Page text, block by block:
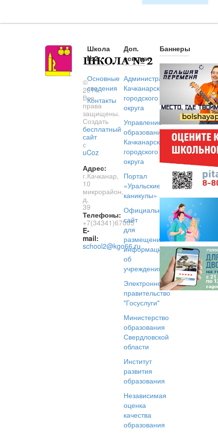
©
2014.
Все
права
защищены.
Создать
бесплатный
сайт
с
uCoz
Адрес:
г.Качканар,
10
микрорайон,
д.
39
Телефоны:
+7(34341)67005
E-
mail:
school2@kgo66.ru
Школа
№2
Основные
сведения
Контакты
Доп.
ссылки
Администрация
Качканарского
городского
округа
Управление
образованием
Качканарского
городского
округа
Портал
«Уральские
каникулы»
Официальный
сайт
для
размещения
информации
об
учреждениях
Электронное
правительство
"Госуслуги"
Министерство
образования
Свердловской
области
Институт
развития
образования
Независимая
оценка
качества
образования
Баннеры